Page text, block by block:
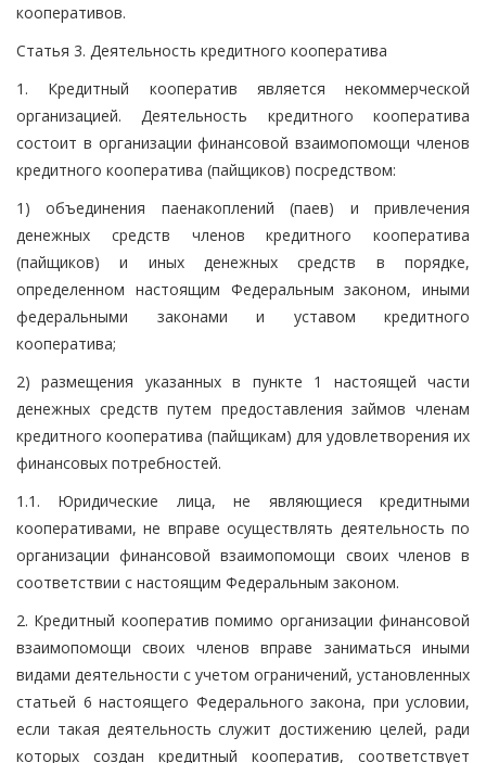
кооперативов.
Статья 3. Деятельность кредитного кооператива
1. Кредитный кооператив является некоммерческой
организацией. Деятельность кредитного кооператива
состоит в организации финансовой взаимопомощи членов
кредитного кооператива (пайщиков) посредством:
1) объединения паенакоплений (паев) и привлечения
денежных средств членов кредитного кооператива
(пайщиков) и иных денежных средств в порядке,
определенном настоящим Федеральным законом, иными
федеральными законами и уставом кредитного
кооператива;
2) размещения указанных в пункте 1 настоящей части
денежных средств путем предоставления займов членам
кредитного кооператива (пайщикам) для удовлетворения их
финансовых потребностей.
1.1. Юридические лица, не являющиеся кредитными
кооперативами, не вправе осуществлять деятельность по
организации финансовой взаимопомощи своих членов в
соответствии с настоящим Федеральным законом.
2. Кредитный кооператив помимо организации финансовой
взаимопомощи своих членов вправе заниматься иными
видами деятельности с учетом ограничений, установленных
статьей 6 настоящего Федерального закона, при условии,
если такая деятельность служит достижению целей, ради
которых создан кредитный кооператив, соответствует